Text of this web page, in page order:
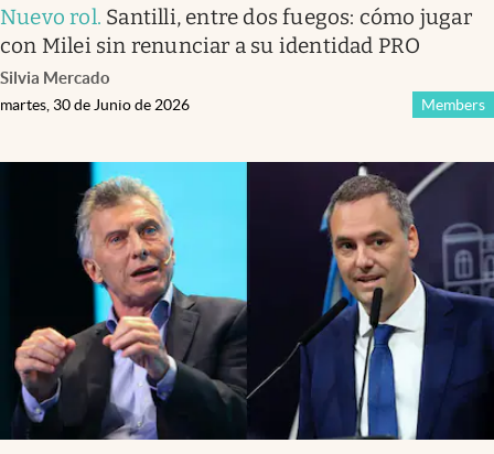
Nuevo rol. Santilli, entre dos fuegos: cómo jugar
con Milei sin renunciar a su identidad PRO
Silvia Mercado
Members
martes, 30 de Junio de 2026